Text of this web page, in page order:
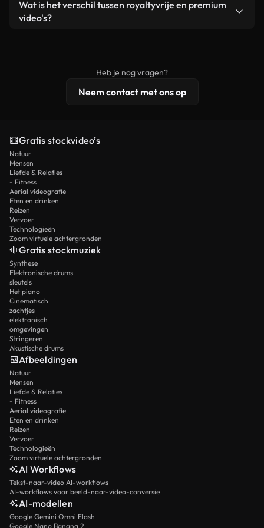
een losstaand product.
remixen. Zorg er wel voor dat het eindproduct
Wat is het verschil tussen royaltyvrije en premium
video's?
licentiebescherming omvat.
Heb je nog vragen?
Neem contact met ons op
Gratis stockvideo’s
Natuur
Mensen
Liefde & Relaties
- Fitness
Aerial videografie
Eten en drinken
Reizen
Vervoer
Technologieën
Zoom virtuele achtergronden
Gratis stockmuziek
Synthese
Elektronische drums
sleutels
Het piano
Cinematisch
zachtjes
elektronisch
omgevingen
Stringeren
Akustische drums
Afbeeldingen
Natuur
Mensen
Liefde & Relaties
- Fitness
Aerial videografie
Eten en drinken
Reizen
Vervoer
Technologieën
Zoom virtuele achtergronden
AI Workflows
Tekst-naar-video AI-workflows
AI-workflows voor beeld-naar-video-conversie
AI-modellen
Google Gemini Omni Flash
Google Nano Banana 2